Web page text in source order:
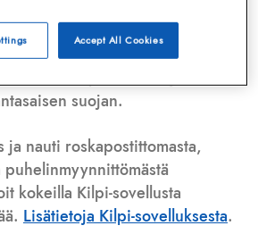
automaattisesti, jos kyseessä on
, sähköpostiosoitetai
päivitetään jatkuvasti,
suojan.
ja nauti roskapostittomasta,
kokeilla Kilpi-sovellusta
Lisätietoja Kilpi-sovelluksesta.
Accept All Cookies